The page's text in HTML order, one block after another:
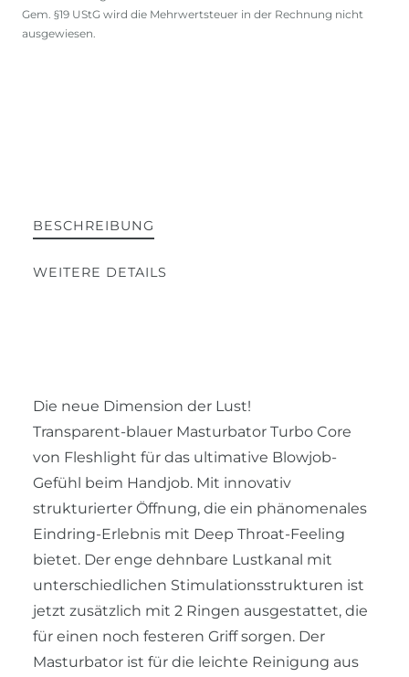
Gem. §19 UStG wird die Mehrwertsteuer in der Rechnung nicht
ausgewiesen.
BESCHREIBUNG
WEITERE DETAILS
Die neue Dimension der Lust!
Transparent-blauer Masturbator Turbo Core
von Fleshlight für das ultimative Blowjob-
Gefühl beim Handjob. Mit innovativ
strukturierter Öffnung, die ein phänomenales
Eindring-Erlebnis mit Deep Throat-Feeling
bietet. Der enge dehnbare Lustkanal mit
unterschiedlichen Stimulationsstrukturen ist
jetzt zusätzlich mit 2 Ringen ausgestattet, die
für einen noch festeren Griff sorgen. Der
Masturbator ist für die leichte Reinigung aus